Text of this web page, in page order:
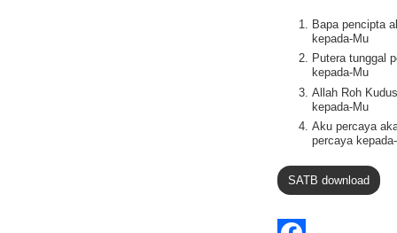
Bapa pencipta
kepada-Mu
Putera tunggal
kepada-Mu
Allah Roh
kepada-Mu
Aku percaya
percaya
SATB download